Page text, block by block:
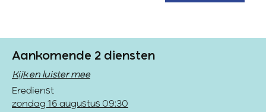
Aankomende 2 diensten
Kijk en luister mee
Eredienst
zondag 16 augustus 09:30